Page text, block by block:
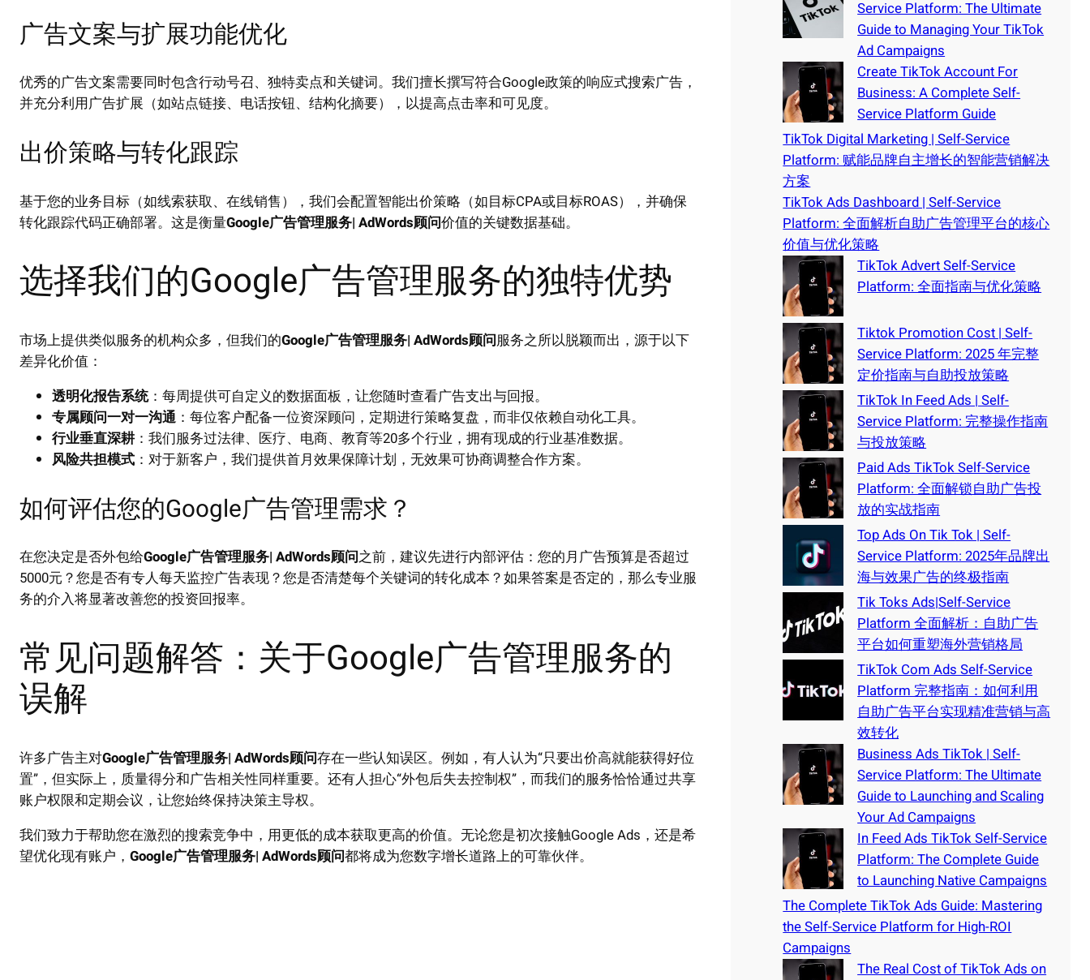
广告文案与扩展功能优化
优秀的广告文案需要同时包含行动号召、独特卖点和关键词。我们擅长撰写符合Google政策的响应式搜索广告，
并充分利用广告扩展（如站点链接、电话按钮、结构化摘要），以提高点击率和可见度。
出价策略与转化跟踪
基于您的业务目标（如线索获取、在线销售），我们会配置智能出价策略（如目标CPA或目标ROAS），并确保
转化跟踪代码正确部署。这是衡量Google广告管理服务| AdWords顾问价值的关键数据基础。
选择我们的Google广告管理服务的独特优势
市场上提供类似服务的机构众多，但我们的Google广告管理服务| AdWords顾问服务之所以脱颖而出，源于以下
差异化价值：
透明化报告系统：每周提供可自定义的数据面板，让您随时查看广告支出与回报。
专属顾问一对一沟通 ：每位客户配备一位资深顾问，定期进行策略复盘，而非仅依赖自动化工具。
行业垂直深耕：我们服务过法律、医疗、电商、教育等20多个行业，拥有现成的行业基准数据。
风险共担模式 ：对于新客户，我们提供首月效果保障计划，无效果可协商调整合作方案。
如何评估您的Google广告管理需求？
在您决定是否外包给Google广告管理服务| AdWords顾问之前，建议先进行内部评估：您的月广告预算是否超过
5000元？您是否有专人每天监控广告表现？您是否清楚每个关键词的转化成本？如果答案是否定的，那么专业服
务的介入将显著改善您的投资回报率。
常见问题解答：关于Google广告管理服务的
误解
许多广告主对Google广告管理服务| AdWords顾问存在一些认知误区。例如，有人认为“只要出价高就能获得好位
置”，但实际上，质量得分和广告相关性同样重要。还有人担心“外包后失去控制权”，而我们的服务恰恰通过共享
账户权限和定期会议，让您始终保持决策主导权。
我们致力于帮助您在激烈的搜索竞争中，用更低的成本获取更高的价值。无论您是初次接触Google Ads，还是希
望优化现有账户， Google广告管理服务| AdWords顾问都将成为您数字增长道路上的可靠伙伴。
Service Platform: The Ultimate
Guide to Managing Your TikTok
Ad Campaigns
Create TikTok Account For
Business: A Complete Self-
Service Platform Guide
TikTok Digital Marketing | Self-Service
Platform: 赋能品牌自主增长的智能营销解决
方案
TikTok Ads Dashboard | Self-Service
Platform: 全面解析自助广告管理平台的核心
价值与优化策略
TikTok Advert Self-Service
Platform: 全面指南与优化策略
Tiktok Promotion Cost | Self-
Service Platform: 2025 年完整
定价指南与自助投放策略
TikTok In Feed Ads | Self-
Service Platform: 完整操作指南
与投放策略
Paid Ads TikTok Self-Service
Platform: 全面解锁自助广告投
放的实战指南
Top Ads On Tik Tok | Self-
Service Platform: 2025年品牌出
海与效果广告的终极指南
Tik Toks Ads|Self-Service
Platform 全面解析：自助广告
平台如何重塑海外营销格局
TikTok Com Ads Self-Service
Platform 完整指南：如何利用
自助广告平台实现精准营销与高
效转化
Business Ads TikTok | Self-
Service Platform: The Ultimate
Guide to Launching and Scaling
Your Ad Campaigns
In Feed Ads TikTok Self-Service
Platform: The Complete Guide
to Launching Native Campaigns
The Complete TikTok Ads Guide: Mastering
the Self-Service Platform for High-ROI
Campaigns
The Real Cost of TikTok Ads on